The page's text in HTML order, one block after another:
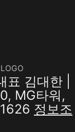
표 김대한 |
MG타워,
정보조